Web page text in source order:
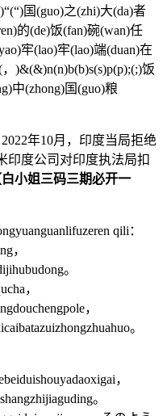
国(guo)之(zhi)大(da)者
的(de)饭(fan)碗(wan)任
牢(lao)牢(lao)端(duan)在
)&(&)n(n)b(b)s(s)p(p);(;)饭
中(zhong)国(guo)粮
年10月，印度当局拒绝
印度公司对印度执法局扣
白小姐三码三期必开一
qili：
，
。
，
，
。
，
。